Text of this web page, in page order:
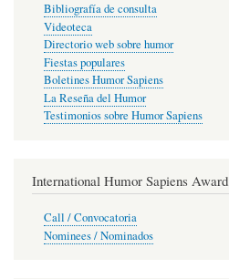
Bibliografía de consulta
Videoteca
Directorio web sobre humor
Fiestas populares
Boletines Humor Sapiens
La Reseña del Humor
Testimonios sobre Humor Sapiens
International Humor Sapiens Award
Call / Convocatoria
Nominees / Nominados